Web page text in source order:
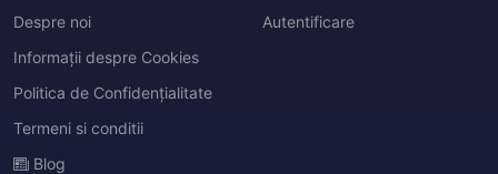
Despre noi
Informații despre Cookies
Politica de Confidențialitate
Termeni si conditii
Blog
Autentificare